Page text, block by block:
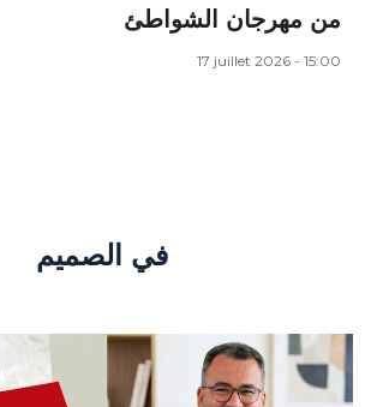
من مهرجان الشواطئ
17 juillet 2026 - 15:00
في الصميم